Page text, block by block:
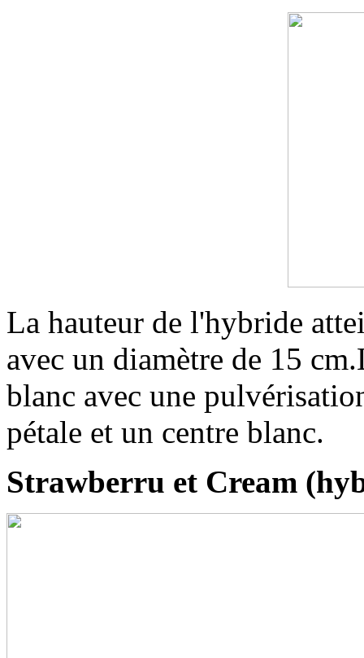
La hauteur de l'hybride
avec un diamètre de 15
blanc avec une
pétale et un centre blanc.
Strawberru et Cream